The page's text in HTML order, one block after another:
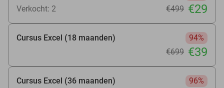
Verkocht: 2
€499 €29
Cursus Excel (18 maanden)
94%
€699 €39
Cursus Excel (36 maanden)
96%